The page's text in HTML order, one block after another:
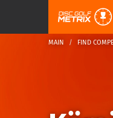
MAIN FIND